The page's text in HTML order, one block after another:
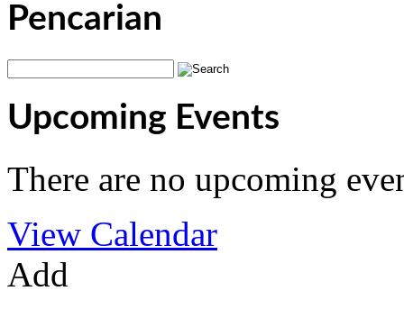
Pencarian
Upcoming Events
There are no upcoming
View Calendar
Add